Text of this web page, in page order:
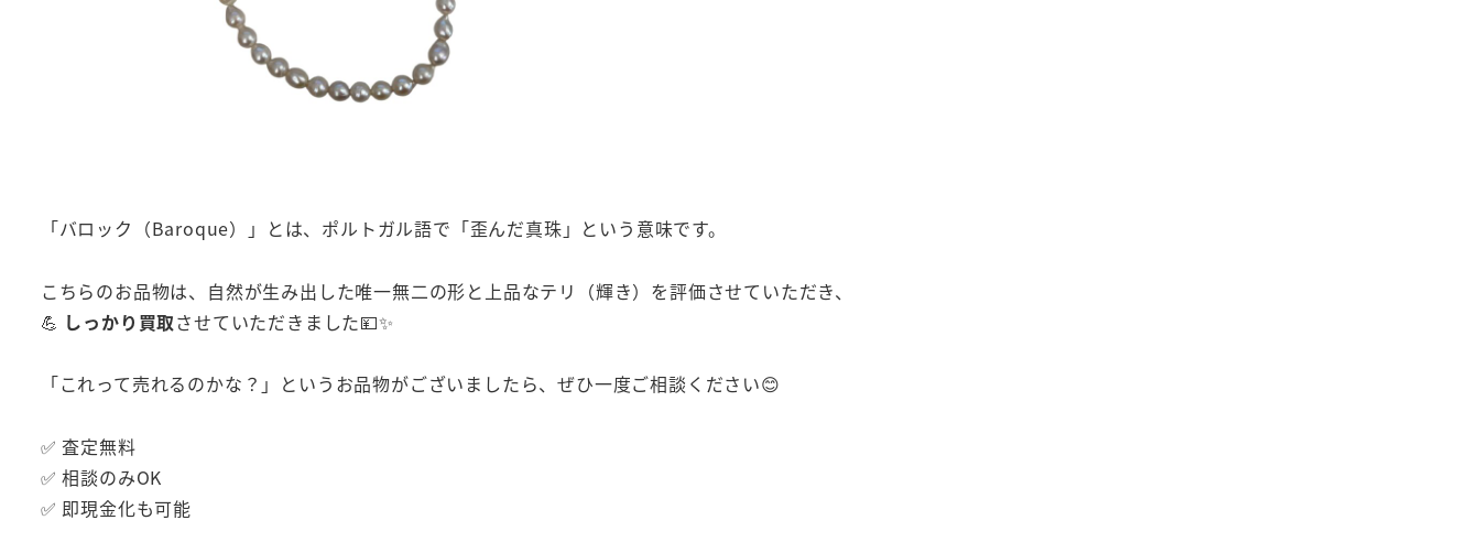
「バロック（Baroque）」とは、ポルトガル語で「歪んだ真珠」という意味です。
こちらのお品物は、自然が生み出した唯一無二の形と上品なテリ（輝き）を評価させていただき、
💪 しっかり買取させていただきました💴✨
「これって売れるのかな？」というお品物がございましたら、ぜひ一度ご相談ください😊
✅ 査定無料
✅ 相談のみOK
✅ 即現金化も可能